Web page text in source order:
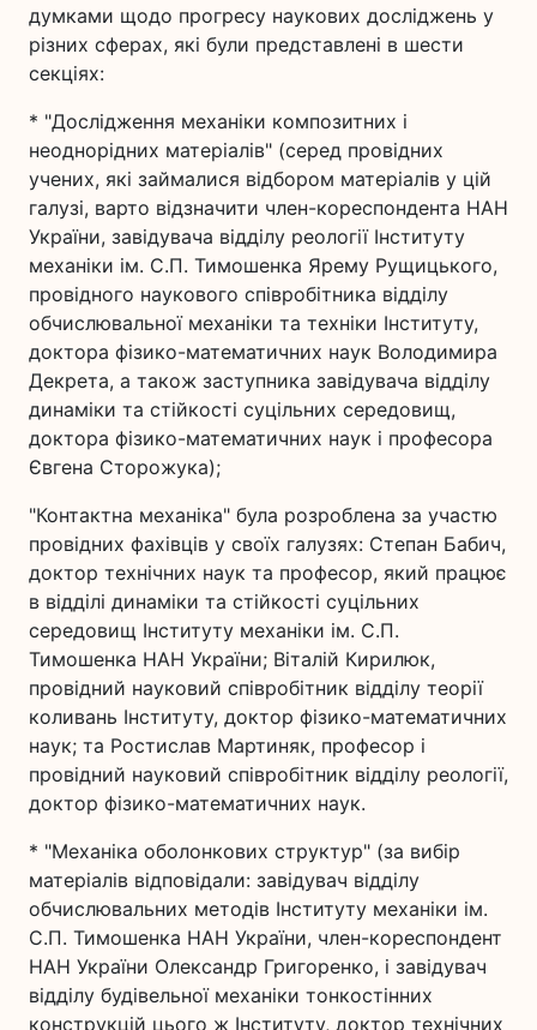
думками щодо прогресу наукових досліджень у
різних сферах, які були представлені в шести
секціях:
* "Дослідження механіки композитних і
неоднорідних матеріалів" (серед провідних
учених, які займалися відбором матеріалів у цій
галузі, варто відзначити член-кореспондента НАН
України, завідувача відділу реології Інституту
механіки ім. С.П. Тимошенка Ярему Рущицького,
провідного наукового співробітника відділу
обчислювальної механіки та техніки Інституту,
доктора фізико-математичних наук Володимира
Декрета, а також заступника завідувача відділу
динаміки та стійкості суцільних середовищ,
доктора фізико-математичних наук і професора
Євгена Сторожука);
"Контактна механіка" була розроблена за участю
провідних фахівців у своїх галузях: Степан Бабич,
доктор технічних наук та професор, який працює
в відділі динаміки та стійкості суцільних
середовищ Інституту механіки ім. С.П.
Тимошенка НАН України; Віталій Кирилюк,
провідний науковий співробітник відділу теорії
коливань Інституту, доктор фізико-математичних
наук; та Ростислав Мартиняк, професор і
провідний науковий співробітник відділу реології,
доктор фізико-математичних наук.
* "Механіка оболонкових структур" (за вибір
матеріалів відповідали: завідувач відділу
обчислювальних методів Інституту механіки ім.
С.П. Тимошенка НАН України, член-кореспондент
НАН України Олександр Григоренко, і завідувач
відділу будівельної механіки тонкостінних
конструкцій цього ж Інституту, доктор технічних